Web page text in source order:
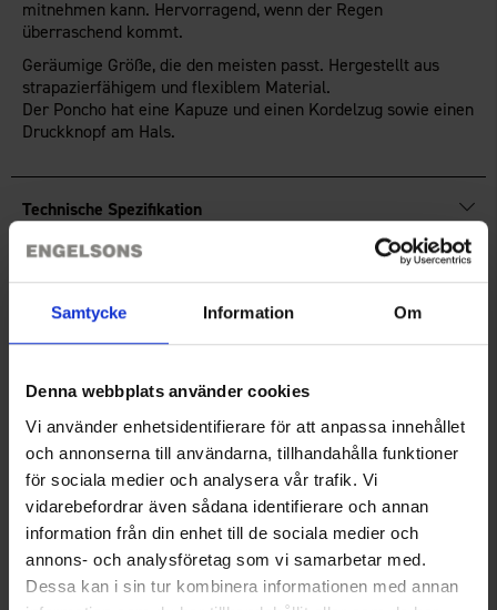
Samtycke Information Om
Denna webbplats använder cookies
Vi använder enhetsidentifierare för att anpassa innehållet
och annonserna till användarna, tillhandahålla funktioner
för sociala medier och analysera vår trafik. Vi
vidarebefordrar även sådana identifierare och annan
information från din enhet till de sociala medier och
annons- och analysföretag som vi samarbetar med.
Dessa kan i sin tur kombinera informationen med annan
mitnehmen kann. Hervorragend, wenn der Regen
überraschend kommt.
Geräumige Größe, die den meisten passt. Hergestellt aus
strapazierfähigem und flexiblem Material.
Der Poncho hat eine Kapuze und einen Kordelzug sowie einen
Druckknopf am Hals.
Technische Spezifikation
Bewertungen
Sie benötigen vielleicht auch